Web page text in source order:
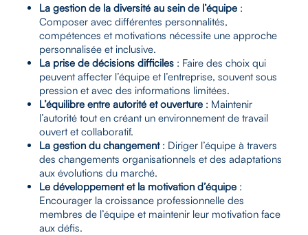
La gestion de la diversité au sein de l’équipe:
Composer avec différentes personnalités,
compétences et motivations nécessite une approche
personnalisée et inclusive.
La prise de décisions difficiles: Faire des choix qui
peuvent affecter l’équipe et l’entreprise, souvent sous
pression et avec des informations limitées.
L’équilibre entre autorité et ouverture: Maintenir
l’autorité tout en créant un environnement de travail
ouvert et collaboratif.
La gestion du changement: Diriger l’équipe à travers
des changements organisationnels et des adaptations
aux évolutions du marché.
Le développement et la motivation d’équipe:
Encourager la croissance professionnelle des
membres de l’équipe et maintenir leur motivation face
aux défis.